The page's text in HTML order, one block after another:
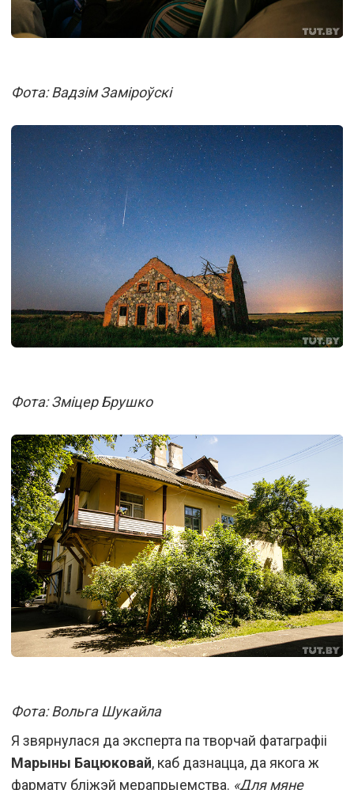
Фота: Вадзім Заміроўскі
Фота: Зміцер Брушко
Фота: Вольга Шукайла
Я звярнулася да эксперта па творчай фатаграфіі
Марыны Бацюковай, каб дазнацца, да якога ж
фармату бліжэй мерапрыемства. «Для мяне